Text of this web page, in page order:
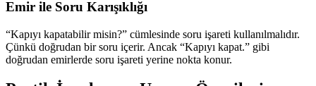
Emir ile Soru Karışıklığı
“Kapıyı kapatabilir misin?” cümlesinde soru işareti kullanılmalıdır.
Çünkü doğrudan bir soru içerir. Ancak “Kapıyı kapat.” gibi
doğrudan emirlerde soru işareti yerine nokta konur.